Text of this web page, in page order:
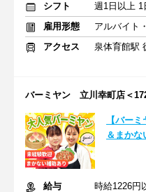
シフト
雇用形態
アルバイト
アクセス
泉体育館駅
バーミヤン 立川幸町店＜
【バー
＆まかな
給与
時給1226円